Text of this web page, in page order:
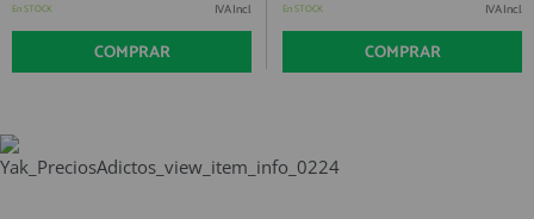
En STOCK IVA Incl.
COMPRAR
En STOCK IVA Incl.
COMPRAR